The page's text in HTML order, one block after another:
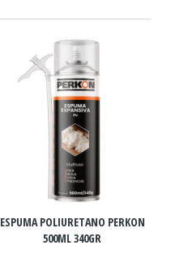
ESPUMA POLIURETANO PERKON
500ML 340GR